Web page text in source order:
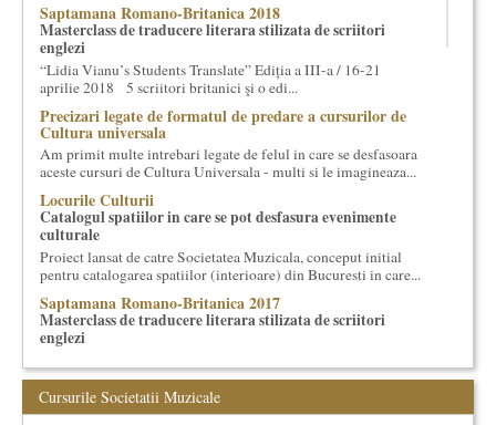
Saptamana Romano-Britanica 2018
Masterclass de traducere literara stilizata de scriitori
englezi
“Lidia Vianu’s Students Translate” Ediția a III-a / 16-21
aprilie 2018 5 scriitori britanici şi o edi...
Precizari legate de formatul de predare a cursurilor de
Cultura universala
Am primit multe intrebari legate de felul in care se desfasoara
aceste cursuri de Cultura Universala - multi si le imagineaza...
Locurile Culturii
Catalogul spatiilor in care se pot desfasura evenimente
culturale
Proiect lansat de catre Societatea Muzicala, conceput initial
pentru catalogarea spatiilor (interioare) din Bucuresti in care...
Saptamana Romano-Britanica 2017
Masterclass de traducere literara stilizata de scriitori
englezi
britanici stilizeaza traduceri din proza contemporana
romaneasca ...
Cursurile Societatii Muzicale